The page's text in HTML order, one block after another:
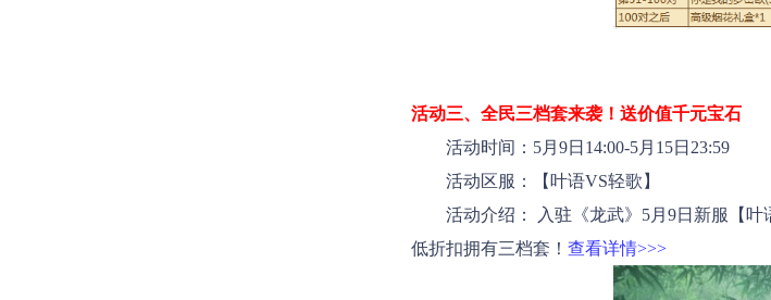
活动三、全民三档套来袭！送价值千元宝石
活动时间：5月9日14:00-5月15日23:59
活动区服：【叶语VS轻歌】
活动介绍： 入驻《龙武》5月9日新服【
低折扣拥有三档套！ 查看详情>>>